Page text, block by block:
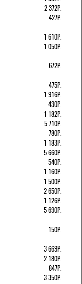
2 372Р.
427Р.
1 610Р.
1 050Р.
672Р.
475Р.
1 916Р.
430Р.
1 182Р.
5 710Р.
780Р.
1 183Р.
5 660Р.
540Р.
1 160Р.
1 500Р.
2 650Р.
1 126Р.
5 690Р.
150Р.
3 669Р.
2 180Р.
847Р.
3 350Р.